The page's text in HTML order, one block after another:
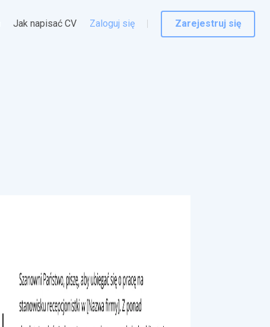
Jak napisać CV Zaloguj się Zarejestruj się